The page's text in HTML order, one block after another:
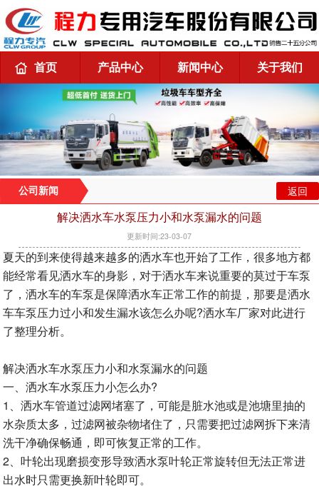
首页 产品中心 新闻中心 关于我们
公司新闻 返回
解决洒水车水泵压力小和水泵漏水的问题
更新时间:23-03-07
夏天的到来使得越来越多的洒水车也开始了工作，很多地方都
能经常看见洒水车的身影，对于洒水车来说重要的莫过于车泵
了，洒水车的车泵是保障洒水车正常工作的前提，那要是洒水
车车泵压力过小和发生漏水该怎么办呢?洒水车厂家对此进行
了整理分析。
解决洒水车水泵压力小和水泵漏水的问题
一、洒水车水泵压力小怎么办?
1、洒水车管道过滤网堵塞了，可能是脏水池或是池塘里抽的
水杂质太多，过滤网被杂物堵住了，只需要把过滤网拆下来清
洗干净确保畅通，即可恢复正常的工作。
2、叶轮出现磨损变形导致洒水泵叶轮正常旋转但无法正常进
出水时只需更换新叶轮即可。